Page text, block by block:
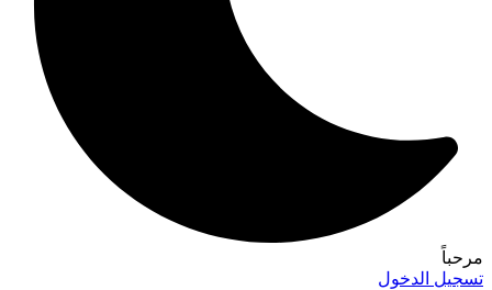
مرحباً
تسجيل الدخول